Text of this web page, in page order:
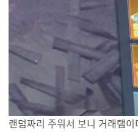
랜덤짜리 주워서 보니 거래탬